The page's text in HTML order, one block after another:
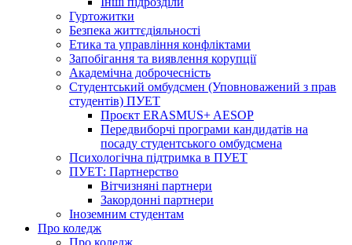
Гуртожитки
Безпека життєдіяльності
Етика та управління конфліктами
Запобігання та виявлення корупції
Академічна доброчесність
Студентський омбудсмен (Уповноважений з прав
студентів) ПУЕТ
Проєкт ERASMUS+ AESOP
Передвиборчі програми кандидатів на
посаду студентського омбудсмена
Психологічна підтримка в ПУЕТ
ПУЕТ: Партнерство
Вітчизняні партнери
Закордонні партнери
Іноземним студентам
Про коледж
Про коледж